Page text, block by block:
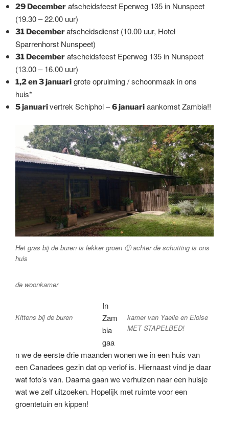
29 December afscheidsfeest Eperweg 135 in Nunspeet
(19.30 – 22.00 uur)
31 Decemberafscheidsdienst (10.00 uur, Hotel
Sparrenhorst Nunspeet)
31 December afscheidsfeest Eperweg 135 in Nunspeet
(13.00 – 16.00 uur)
1,2 en 3 januari grote opruiming / schoonmaak in ons
huis*
5 januarivertrek Schiphol –6 januari aankomst Zambia!!
Het gras bij de buren is lekker groen 🙂 achter de schutting is ons
huis
de woonkamer
Kittens bij de buren
kamer van Yaelle en Eloise
MET STAPELBED!
In
Zam
bia
gaa
n we de eerste drie maanden wonen we in een huis van
een Canadees gezin dat op verlof is. Hiernaast vind je daar
wat foto’s van. Daarna gaan we verhuizen naar een huisje
wat we zelf uitzoeken. Hopelijk met ruimte voor een
groentetuin en kippen!